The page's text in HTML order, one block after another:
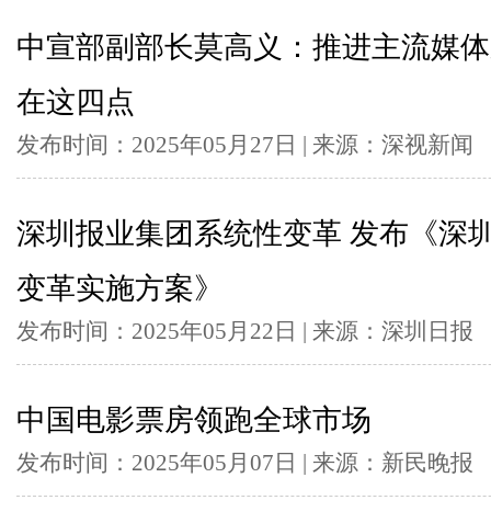
中宣部副部长莫高义：推进主流媒
在这四点
发布时间：2025年05月27日 | 来源：深视新闻
深圳报业集团系统性变革 发布《深
变革实施方案》
发布时间：2025年05月22日 | 来源：深圳日报
中国电影票房领跑全球市场
发布时间：2025年05月07日 | 来源：新民晚报